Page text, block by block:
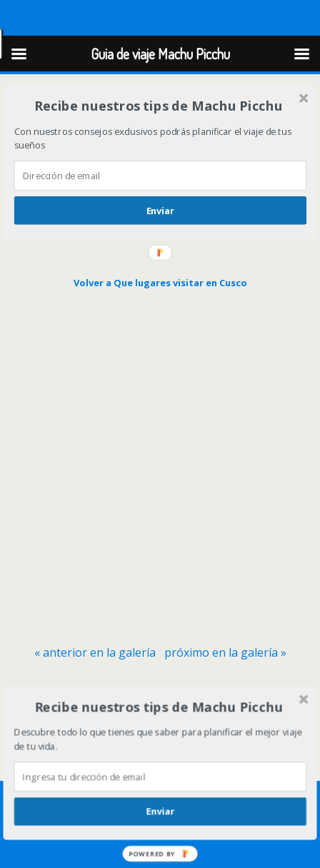
Guia de viaje Machu Picchu
Recibe nuestros tips de Machu Picchu
Con nuestros consejos exclusivos podrás planificar el viaje de tus
sueños
Enviar
Volver a Que lugares visitar en Cusco
« anterior en la galería próximo en la galería »
Volver arriba
Móvil Escritorio
Guia de viaje Machu Picchu
Recibe nuestros tips de Machu Picchu
Descubre todo lo que tienes que saber para planificar el mejor viaje
de tu vida.
Enviar
POWERED BY